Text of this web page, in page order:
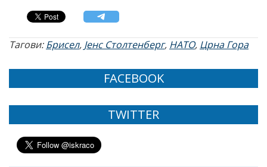
Тагови:Брисел, Јенс Столтенберг, НАТО, Црна Гора
FACEBOOK
TWITTER